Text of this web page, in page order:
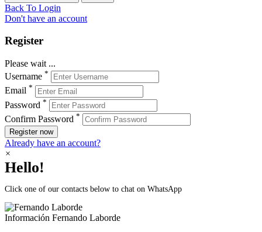
Back To Login
Don't have an account
Register
Please wait ...
Username *
Email *
Password *
Confirm Password *
Register now
Already have an account?
×
Hello!
Click one of our contacts below to chat on WhatsApp
Información Fernando Laborde